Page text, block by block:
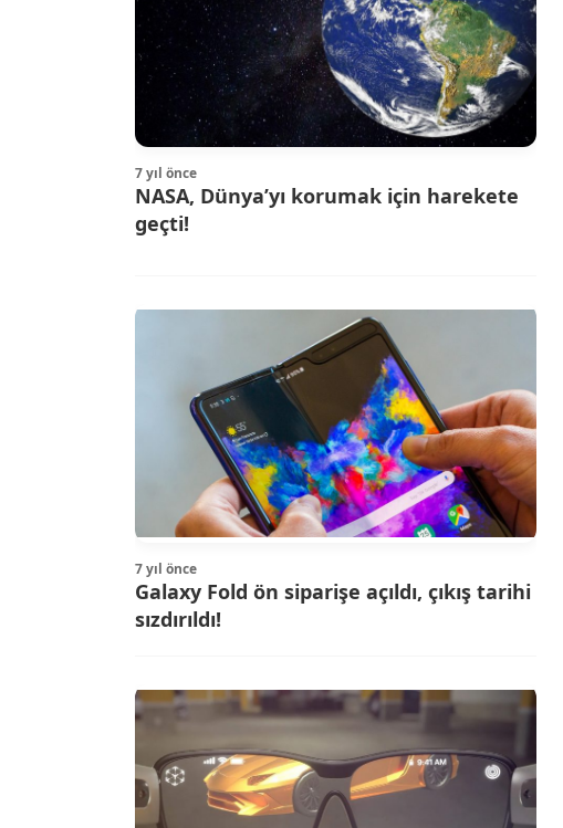
7 yıl önce
NASA, Dünya’yı korumak için harekete
geçti!
7 yıl önce
Galaxy Fold ön siparişe açıldı, çıkış tarihi
sızdırıldı!